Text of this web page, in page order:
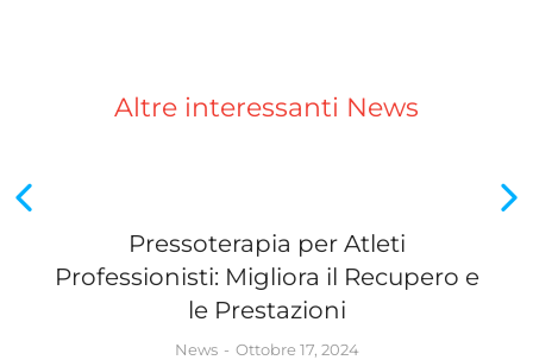
Altre interessanti News
Pressoterapia per Atleti
Professionisti: Migliora il Recupero e
le Prestazioni
News Ottobre 17, 2024